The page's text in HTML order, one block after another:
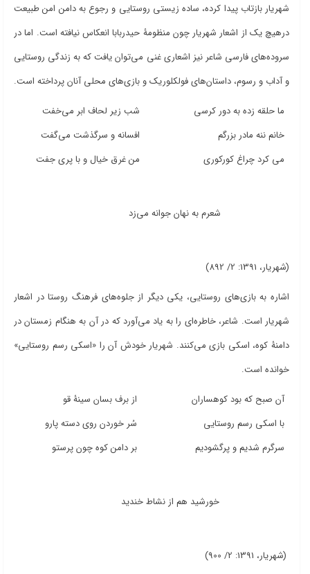
شهریار بازتاب پیدا کرده، ساده زیستی روستایی و رجوع به دامن امن طبیعت
درهیچ یک از اشعار شهریار چون منظومۀ حیدربابا انعکاس نیافته است. اما در
سروده‌های فارسی شاعر نیز اشعاری غنی می‌توان یافت که به زندگی روستایی
و آداب و رسوم، داستان‌های فولکلوریک و بازی‌های محلی آنان پرداخته است.
ما حلقه زده به دور کرسی
خانم ننه مادر بزرگم
می کرد چراغ کورکوری
شب زیر لحاف ابر می‌خفت
افسانه و سرگذشت می‌گفت
من غرق خیال و با پری جفت
شعرم به نهان جوانه می‌زد
(شهریار، 1391: 2/ 892)
اشاره به بازی‌های روستایی، یکی دیگر از جلوه‌های فرهنگ روستا در اشعار
شهریار است. شاعر، خاطره‌ای را به یاد می‌آورد که در آن به هنگام زمستان در
دامنۀ کوه، اسکی بازی می‌کنند. شهریار خودش آن را «اسکی رسم روستایی»
خوانده است.
آن صبح که بود کوهساران
با اسکی رسم روستایی
سرگرم شدیم و پرگشودیم
از برف بسان سینۀ قو
سُر خوردن روی دسته پارو
بر دامن کوه چون پرستو
خورشید هم از نشاط خندید
(شهریار، 1391: 2/ 900)